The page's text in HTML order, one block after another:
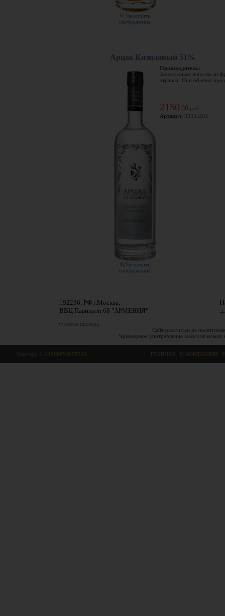
Увеличить
изображение
Арцах Кизиловый 51%
Увеличить
изображение
Производитель:
Алкогольные напитки из
странах. Они обычно
2150 00 руб.
Артикул: 1111-203
192236, РФ г.Москва,
ВВЦ Павильон 68 "АРМЕНИЯ"
схема проезда
Сайт рассчитан на
Чрезмерное употребление алкоголя
Copyright © ARMIMPORTTORG ГЛАВНАЯ О КОМПАНИИ